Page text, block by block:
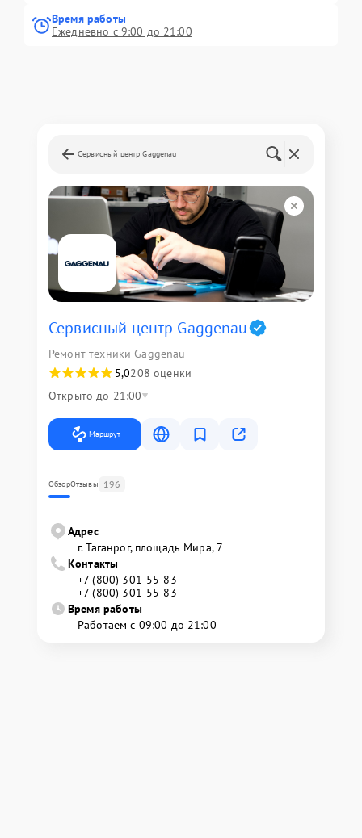
Время работы
Ежедневно с 9:00 до 21:00
Сервисный центр Gaggenau
Сервисный центр Gaggenau
Ремонт техники Gaggenau
5,0208 оценки
Открыто до 21:00
Маршрут
ОбзорОтзывы 196
Адрес
г. Таганрог, площадь Мира, 7
Контакты
+7 (800) 301-55-83
+7 (800) 301-55-83
Время работы
Работаем с 09:00 до 21:00